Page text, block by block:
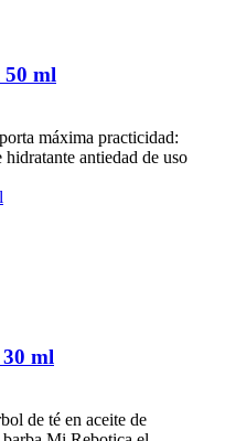
ml
máxima practicidad:
antiedad de uso
ml
de té en aceite de